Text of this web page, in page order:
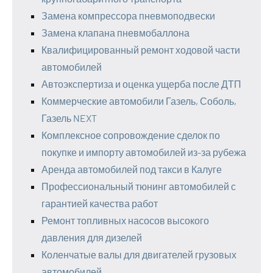
Замена компрессора пневмоподвески
Замена клапана пневмобаллона
Квалифицированный ремонт ходовой части
автомобилей
Автоэкспертиза и оценка ущерба после ДТП
Коммерческие автомобили Газель, Соболь,
Газель NEXT
Комплексное сопровождение сделок по
покупке и импорту автомобилей из-за рубежа
Аренда автомобилей под такси в Калуге
Профессиональный тюнинг автомобилей с
гарантией качества работ
Ремонт топливных насосов высокого
давления для дизелей
Коленчатые валы для двигателей грузовых